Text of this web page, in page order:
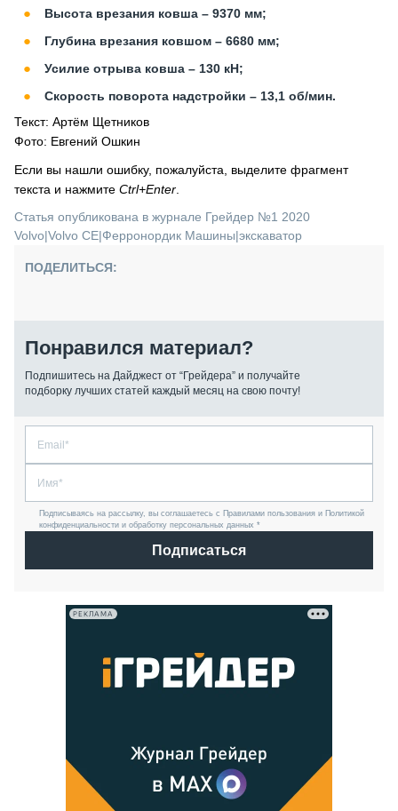
Высота врезания ковша – 9370 мм;
Глубина врезания ковшом – 6680 мм;
Усилие отрыва ковша – 130 кН;
Скорость поворота надстройки – 13,1 об/мин.
Текст: Артём Щетников
Фото: Евгений Ошкин
Если вы нашли ошибку, пожалуйста, выделите фрагмент
текста и нажмите Ctrl+Enter
Статья опубликована в журнале Грейдер №1 2020
Volvo|Volvo CE|Ферронордик Машины|экскаватор
ПОДЕЛИТЬСЯ:
Понравился материал?
Подпишитесь на Дайджест от “Грейдера” и получайте
подборку лучших статей каждый месяц на свою почту!
Подписываясь на рассылку, вы соглашаетесь с Правилами пользования и Политикой
конфиденциальности и обработку персональных данных *
Подписаться
РЕКЛАМА